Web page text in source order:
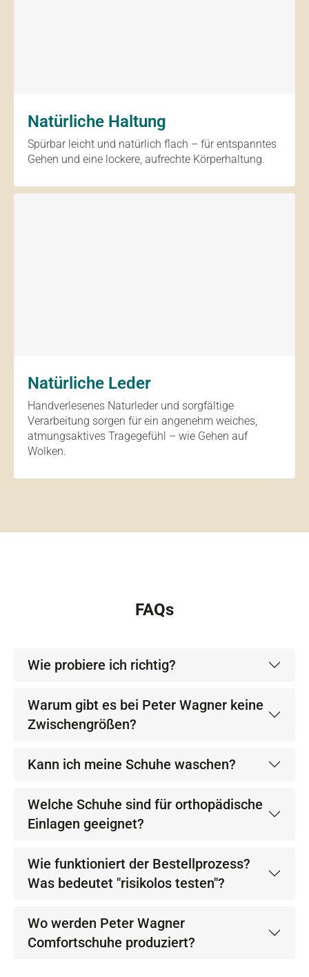
Natürliche Haltung
Spürbar leicht und natürlich flach – für entspanntes
Gehen und eine lockere, aufrechte Körperhaltung.
Natürliche Leder
Handverlesenes Naturleder und sorgfältige
Verarbeitung sorgen für ein angenehm weiches,
atmungsaktives Tragegefühl – wie Gehen auf
Wolken.
FAQs
Wie probiere ich richtig?
Warum gibt es bei Peter Wagner keine
Zwischengrößen?
Kann ich meine Schuhe waschen?
Welche Schuhe sind für orthopädische
Einlagen geeignet?
Wie funktioniert der Bestellprozess?
Was bedeutet "risikolos testen"?
Wo werden Peter Wagner
Comfortschuhe produziert?